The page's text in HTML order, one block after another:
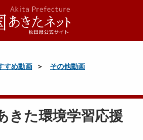
すめ動画
その他動画
きた環境学習応援